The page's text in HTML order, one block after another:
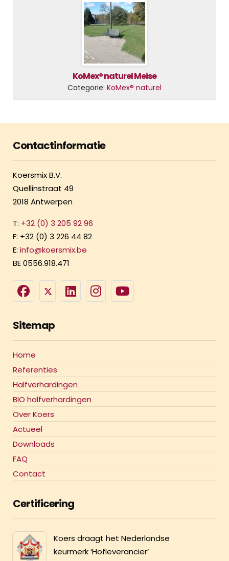
KoMex® naturel Meise
Categorie: KoMex® naturel
Contactinformatie
Koersmix B.V.
Quellinstraat 49
2018 Antwerpen
T: +32 (0) 3 205 92 96
F: +32 (0) 3 226 44 82
E: info@koersmix.be
BE 0556.918.471
Sitemap
Home
Referenties
Halfverhardingen
BIO halfverhardingen
Over Koers
Actueel
Downloads
FAQ
Contact
Certificering
Koers draagt het Nederlandse
keurmerk ‘Hofleverancier’